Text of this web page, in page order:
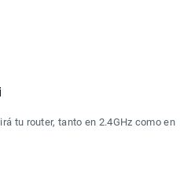
tu router, tanto en 2.4GHz como en